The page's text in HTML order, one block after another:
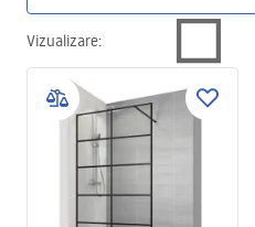
Vizualizare: